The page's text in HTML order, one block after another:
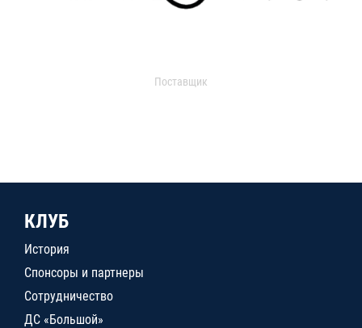
Поставщик
КЛУБ
История
Спонсоры и партнеры
Сотрудничество
ДС «Большой»